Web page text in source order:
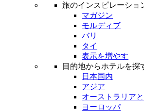
旅のインスピレーショ
マガジン
モルディブ
バリ
タイ
表示を増やす
目的地からホテルを探
日本国内
アジア
オーストラリア
ヨーロッパ